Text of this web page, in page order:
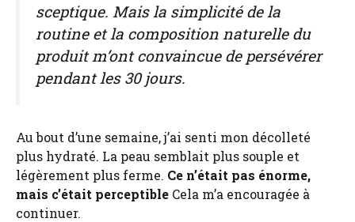
sceptique. Mais la simplicité de la
routine et la composition naturelle du
produit m’ont convaincue de persévérer
pendant les 30 jours.
Au bout d’une semaine, j’ai senti mon décolleté
plus hydraté. La peau semblait plus souple et
légèrement plus ferme. Ce n’était pas énorme,
mais c’était perceptible Cela m’a encouragée à
continuer.